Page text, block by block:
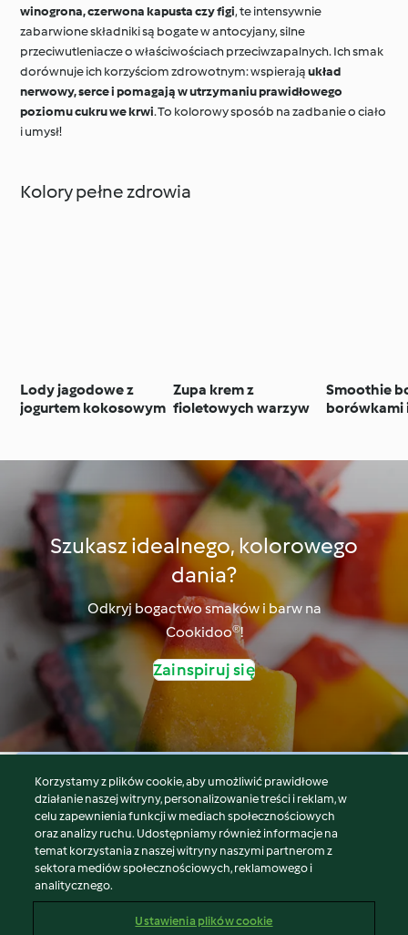
winogrona, czerwona kapusta czy figi, te intensywnie
zabarwione składniki są bogate w antocyjany, silne
przeciwutleniacze o właściwościach przeciwzapalnych. Ich smak
dorównuje ich korzyściom zdrowotnym: wspierająukład
nerwowy, serce i pomagają w utrzymaniu prawidłowego
poziomu cukru we krwi. To kolorowy sposób na zadbanie o ciało
i umysł!
Kolory pełne zdrowia
Lody jagodowe z
jogurtem kokosowym
Zupa krem z
fioletowych warzyw
Smoothie
borówkami
Szukasz idealnego, kolorowego
dania?
Odkryj bogactwo smaków i barw na
Cookidoo®!
Zainspiruj się
© Copyright 2026
Warunki korzystania
Polityka prywatności
Disclaimer
Znak wydawcy
Korzystamy z plików cookie, aby umożliwić prawidłowe
działanie naszej witryny, personalizowanie treści i reklam, w
celu zapewnienia funkcji w mediach społecznościowych
oraz analizy ruchu. Udostępniamy również informacje na
temat korzystania z naszej witryny naszymi partnerom z
sektora mediów społecznościowych, reklamowego i
analitycznego.
Ustawienia plików cookie